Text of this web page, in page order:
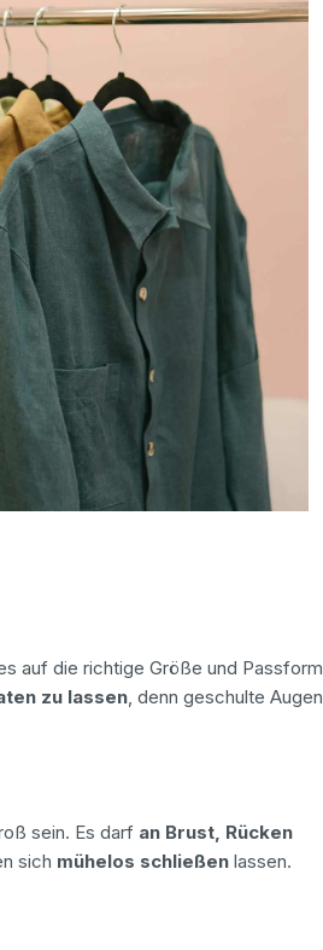
auf die richtige Größe und Passform
zu lassen , denn geschulte Augen
sein. Es darf an Brust, Rücken
sich mühelos schließen lassen.